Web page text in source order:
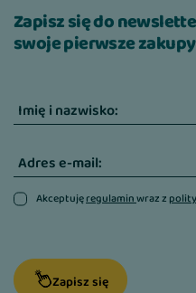
Zapisz się do
swoje pierwsze
Imię i nazwisko:
Adres e-mail:
Akceptujęregulaminwraz z
Zapisz się